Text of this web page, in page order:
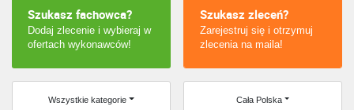
Szukasz fachowca?
Dodaj zlecenie i wybieraj w
ofertach wykonawców!
Szukasz zleceń?
Zarejestruj się i otrzymuj
zlecenia na maila!
Wszystkie kategorie Cała Polska